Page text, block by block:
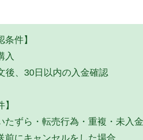
条件】
入
後、30日以内の入金確認
たずら・転売行為・重複・未入金